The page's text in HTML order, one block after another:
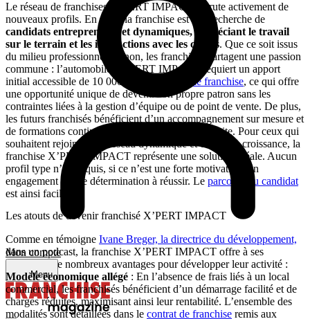
Mon compte
Menu
Le réseau de franchises X’PERT IMPACT recrute activement de
nouveaux profils. En effet, la franchise est à la recherche de
candidats entreprenants et dynamiques, appréciant le travail
sur le terrain et les interactions avec les clients. Que ce soit issus
du milieu professionnel ou non, les franchisés partagent une passion
commune : l’automobile. X’PERT IMPACT requiert un apport
initial accessible de 10 000 € pour
ouvrir une franchise, ce qui offre
une opportunité unique de devenir son propre patron sans les
contraintes liées à la gestion d’équipe ou de point de vente. De plus,
les futurs franchisés bénéficient d’un accompagnement sur mesure et
de formations continues afin de garantir leur réussite. Pour ceux qui
souhaitent rejoindre un réseau dynamique et en pleine croissance, la
franchise X’PERT IMPACT représente une solution idéale. Aucun
profil type n’est requis, si ce n’est une forte motivation, un
engagement et une détermination à réussir. Le parcours du candidat
est ainsi facilité.
Les atouts de devenir franchisé X’PERT IMPACT
Comme en témoigne Ivane Breger, la directrice du développement,
dans un podcast, la franchise X’PERT IMPACT offre à ses
franchisés de nombreux avantages pour développer leur activité :
Modèle économique allégé : En l’absence de frais liés à un local
commercial, les franchisés bénéficient d’un démarrage facilité et de
charges réduites, maximisant ainsi leur rentabilité. L’ensemble des
modalités sont détaillées dans le contrat de franchise remis aux